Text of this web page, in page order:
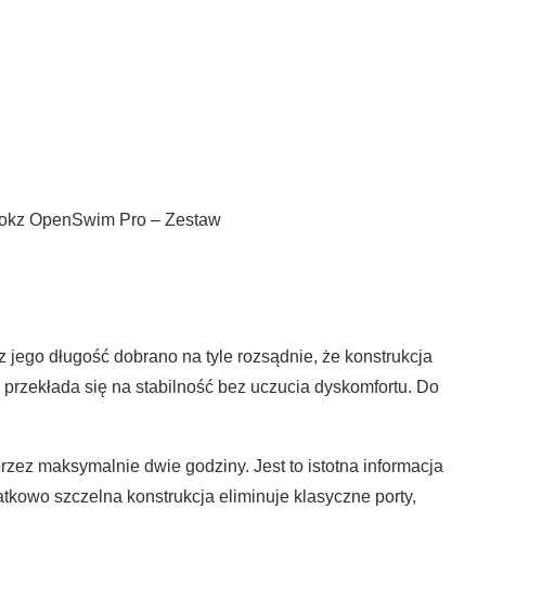
OpenSwim Pro – Zestaw
długość dobrano na tyle rozsądnie, że konstrukcja
się na stabilność bez uczucia dyskomfortu. Do
maksymalnie dwie godziny. Jest to istotna informacja
szczelna konstrukcja eliminuje klasyczne porty,